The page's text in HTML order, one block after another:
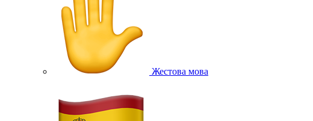
Жестова мова